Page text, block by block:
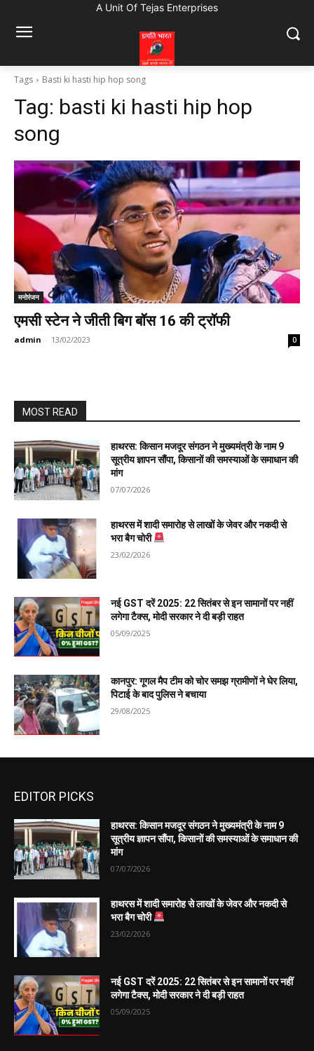
A Unit Of Tejas Enterprises
Tags Basti ki hasti hip hop song
Tag: basti ki hasti hip hop
song
मनोरंजन
एमसी स्टेन ने जीती बिग बॉस 16 की ट्रॉफी
admin - 13/02/2023 0
MOST READ
हाथरस: किसान मजदूर संगठन ने मुख्यमंत्री के नाम 9
सूत्रीय ज्ञापन सौंपा, किसानों की समस्याओं के समाधान की
मांग
07/07/2026
हाथरस में शादी समारोह से लाखों के जेवर और नकदी से
भरा बैग चोरी
23/02/2026
नई GST दरें 2025: 22 सितंबर से इन सामानों पर नहीं
लगेगा टैक्स, मोदी सरकार ने दी बड़ी राहत
05/09/2025
कानपुर: गूगल मैप टीम को चोर समझ ग्रामीणों ने घेर लिया,
पिटाई के बाद पुलिस ने बचाया
29/08/2025
EDITOR PICKS
हाथरस: किसान मजदूर संगठन ने मुख्यमंत्री के नाम 9
सूत्रीय ज्ञापन सौंपा, किसानों की समस्याओं के समाधान की
मांग
07/07/2026
हाथरस में शादी समारोह से लाखों के जेवर और नकदी से
भरा बैग चोरी
23/02/2026
नई GST दरें 2025: 22 सितंबर से इन सामानों पर नहीं
लगेगा टैक्स, मोदी सरकार ने दी बड़ी राहत
05/09/2025